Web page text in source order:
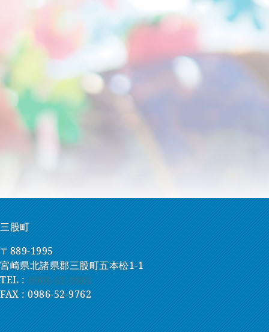
三股町
〒889-1995
宮崎県北諸県郡三股町五本松1-1
TEL :0986-52-9085
FAX : 0986-52-9762